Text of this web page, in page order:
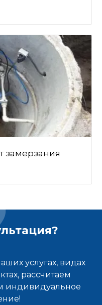
замерзания
услугах, видах
рассчитаем
индивидуальное